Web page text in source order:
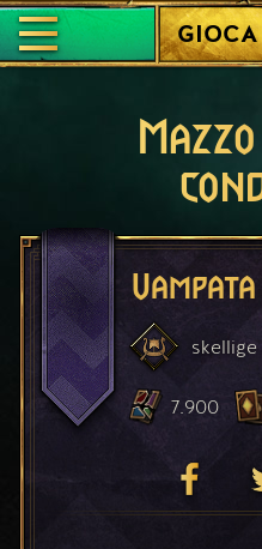
GIOCA
Mazzo
skellige
7.900